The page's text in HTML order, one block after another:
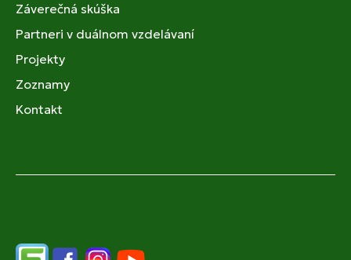
Záverečná skúška
Partneri v duálnom vzdelávaní
Projekty
Zoznamy
Kontakt